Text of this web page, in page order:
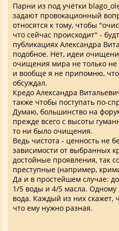
Парни из под учётки
задают провокационный
относятся к тому, чтобы
что сейчас происходит" -
публикациях Александра
подобное. Нет, идеи
очищения мира не только не
и вообще я не припомню, что
обсуждал.
Кредо Александра
также чтобы поступать по-
Думаю, большинство на
прежде всего с высоты
то ни было очищения.
Ведь чистота - ценность не
зависимости от выбранных
достойные проявления, так
преступные (например,
Да и в простейшем случае:
1/5 воды и 4/5 масла. Одному
вода. Каждый из них скажет,
что ему нужно разная.